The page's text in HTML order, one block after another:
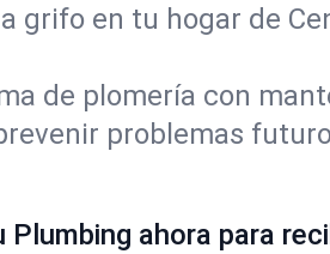
grifo en tu hogar de
de plomería con
problemas
ahora para